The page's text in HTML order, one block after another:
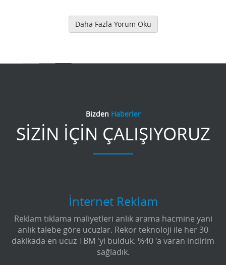
Daha Fazla Yorum Oku
Bizden Haberler
SİZİN İÇİN ÇALIŞIYORUZ
İnternet Reklam
Reklam tıklama maliyetleri anlık arama hacmine yani
anlık talebe göre ucuzlar. Rekor teknoloji ile her 30
dakikada en ucuz TBM 'yi bulduk. %40 'a varan indirim
sağladık.